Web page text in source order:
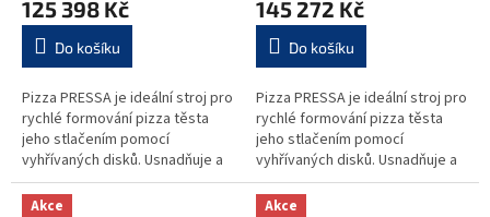
125 398 Kč
Do košíku
Pizza PRESSA je ideální stroj pro
rychlé formování pizza těsta
jeho stlačením pomocí
vyhřívaných disků. Usnadňuje a
zrychluje přípravu velkého
množství pizza těsta. Je tak...
145 272 Kč
Do košíku
Pizza PRESSA je ideální stroj pro
rychlé formování pizza těsta
jeho stlačením pomocí
vyhřívaných disků. Usnadňuje a
zrychluje přípravu velkého
množství pizza těsta. Je tak...
Akce Akce